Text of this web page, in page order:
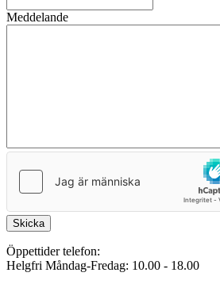
Meddelande
Skicka
Öppettider telefon:
Helgfri Måndag-Fredag: 10.00 - 18.00